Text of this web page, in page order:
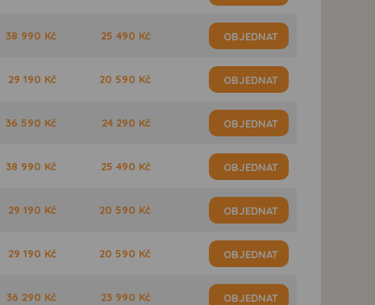
38 990 Kč 25 490 Kč OBJEDNAT
29 190 Kč 20 590 Kč OBJEDNAT
36 590 Kč 24 290 Kč OBJEDNAT
38 990 Kč 25 490 Kč OBJEDNAT
29 190 Kč 20 590 Kč OBJEDNAT
29 190 Kč 20 590 Kč OBJEDNAT
36 290 Kč 23 990 Kč OBJEDNAT